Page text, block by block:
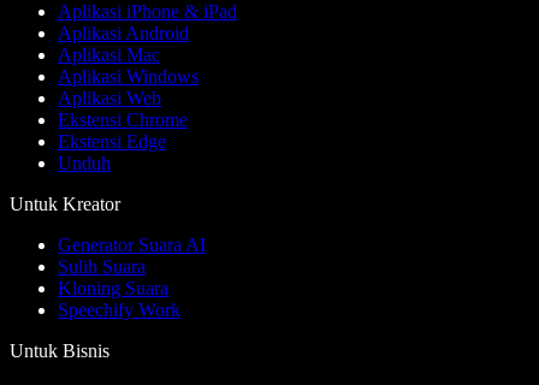
Aplikasi iPhone & iPad
Aplikasi Android
Aplikasi Mac
Aplikasi Windows
Aplikasi Web
Ekstensi Chrome
Ekstensi Edge
Unduh
Untuk Kreator
Generator Suara AI
Sulih Suara
Kloning Suara
Speechify Work
Untuk Bisnis